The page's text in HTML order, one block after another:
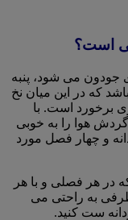
است؟
جودون می شود، پنبه
که در این میان نخ
برخورد است. با
هوا را به خوبی
و چهار فصل مورد
در هر فصلی و با هر
به راحتی می
ست کنید.